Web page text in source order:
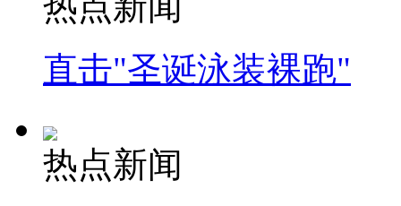
直击"圣诞泳装裸跑"
热点新闻